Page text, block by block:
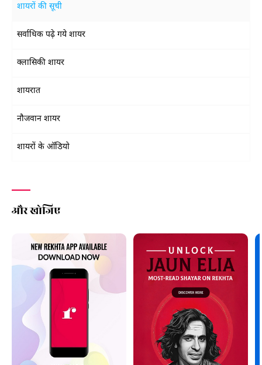
शायरों की सूची
सर्वाधिक पढ़े गये शायर
क्लासिकी शायर
शायरात
नौजवान शायर
शायरों के ऑडियो
और खोजिए